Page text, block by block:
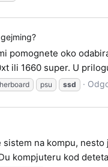
pomognete oko
ili 1660 super. U
psu ssd
na kompu,
kompjuteru kod